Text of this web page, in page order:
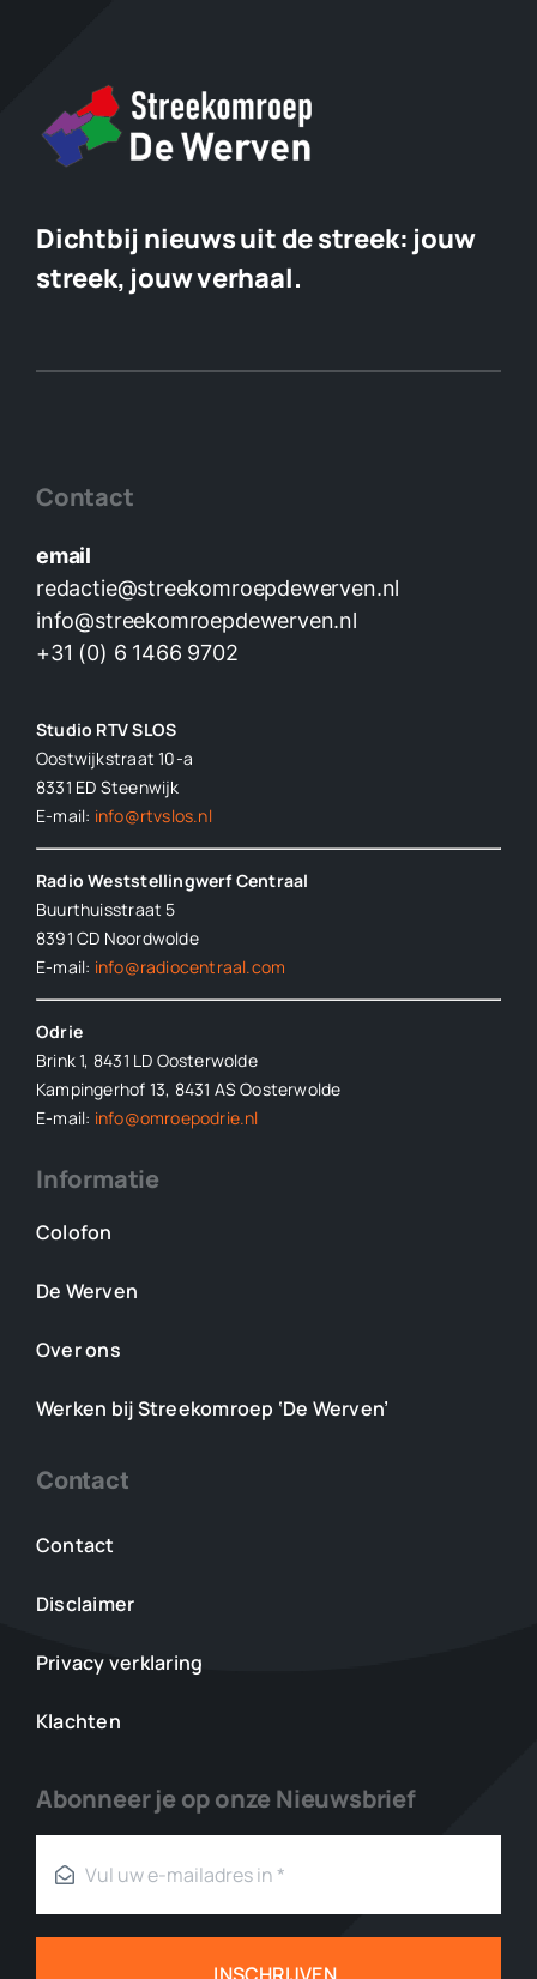
Dichtbij nieuws uit de streek: jouw
streek, jouw verhaal.
Contact
email
redactie@streekomroepdewerven.nl
info@streekomroepdewerven.nl
+31 (0) 6 1466 9702
Studio RTV SLOS
Oostwijkstraat 10-a
8331 ED Steenwijk
E-mail: info@rtvslos.nl
Radio Weststellingwerf Centraal
Buurthuisstraat 5
8391 CD Noordwolde
E-mail: info@radiocentraal.com
Odrie
Brink 1, 8431 LD Oosterwolde
Kampingerhof 13, 8431 AS Oosterwolde
E-mail: info@omroepodrie.nl
Informatie
Colofon
De Werven
Over ons
Werken bij Streekomroep ‘De Werven’
Contact
Contact
Disclaimer
Privacy verklaring
Klachten
Abonneer je op onze Nieuwsbrief